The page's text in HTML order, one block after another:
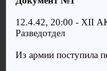
12.4.42, 20:00 - XII
Разведотдел
Из армии поступила